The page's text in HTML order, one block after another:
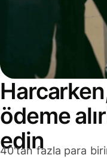
ödeme
edin
40'tan fazla para